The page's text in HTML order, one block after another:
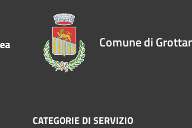
Comune di
CATEGORIE DI SERVIZIO